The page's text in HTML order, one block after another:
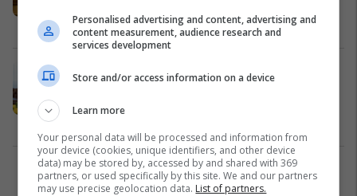
Politikë 13/06/2018
Tsipras-Pavlopoulos: Ndryshime
irredentizmit për të arritur
1
Personalised advertising and content, advertising and
content measurement, audience research and
services development
Store and/or access information on a device
Learn more
Your personal data will be processed and information from
your device (cookies, unique identifiers, and other device
data) may be stored by, accessed by and shared with 369
partners, or used specifically by this site. We and our partners
may use precise geolocation data. List of partners.